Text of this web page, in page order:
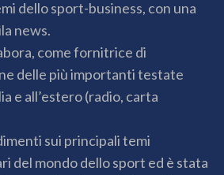
dello sport-business, con una
news.
come fornitrice di
delle più importanti testate
e all’estero (radio, carta
sui principali temi
del mondo dello sport ed è stata